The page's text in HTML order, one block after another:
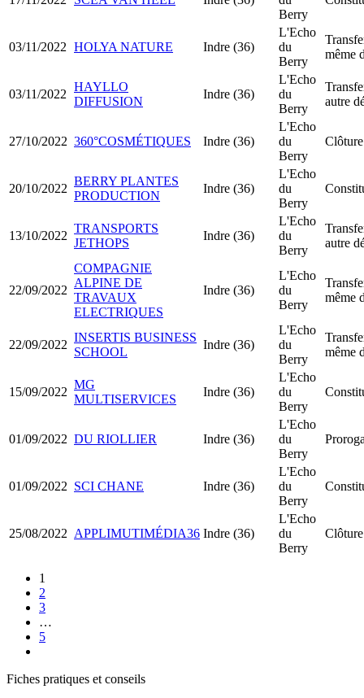
Berry
03/11/2022 HOLYA NATURE Indre (36)
L'Echo
du
Berry
même
03/11/2022
HAYLLO
DIFFUSION
Indre (36)
L'Echo
du
Berry
autre
27/10/2022 360°COSMÉTIQUES Indre (36)
L'Echo
du
Berry
20/10/2022
BERRY PLANTES
PRODUCTION
Indre (36)
L'Echo
du
Berry
13/10/2022
TRANSPORTS
JETHOPS
Indre (36)
L'Echo
du
Berry
autre
22/09/2022
COMPAGNIE
ALPINE DE
TRAVAUX
ELECTRIQUES
Indre (36)
L'Echo
du
Berry
même
22/09/2022
INSERTIS BUSINESS
SCHOOL
Indre (36)
L'Echo
du
Berry
même
15/09/2022
MG
MULTISERVICES
Indre (36)
L'Echo
du
Berry
01/09/2022 DU RIOLLIER Indre (36)
L'Echo
du
Berry
01/09/2022 SCI CHANE Indre (36)
L'Echo
du
Berry
25/08/2022 APPLIMUTIMÉDIA36 Indre (36)
L'Echo
du
Berry
1
2
3
…
5
Fiches pratiques et conseils